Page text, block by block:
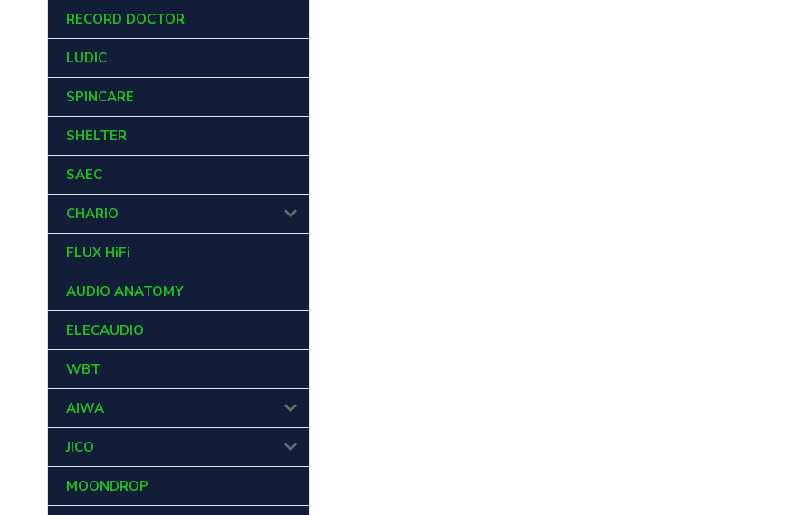
RECORD DOCTOR
LUDIC
SPINCARE
SHELTER
SAEC
CHARIO
FLUX HiFi
AUDIO ANATOMY
ELECAUDIO
WBT
AIWA
JICO
MOONDROP